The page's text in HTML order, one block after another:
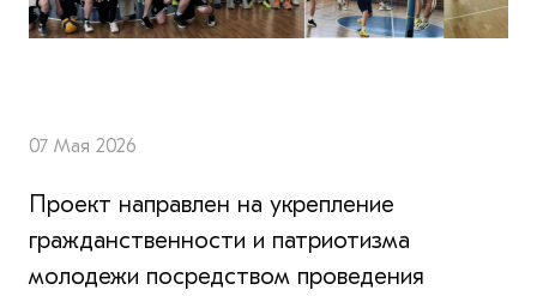
07 Мая 2026
Проект направлен на укрепление
гражданственности и патриотизма
молодежи посредством проведения